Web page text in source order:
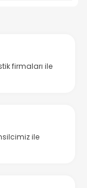
firmaları ile
ile